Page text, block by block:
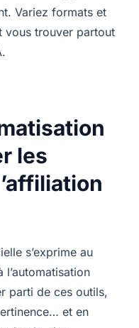
Variez formats et
vous trouver partout
les
s’exprime au
l’automatisation
parti de ces outils,
et en